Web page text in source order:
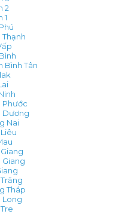
2
1
Bình Tân
Phước
Dương
Nai
Tháp
Long